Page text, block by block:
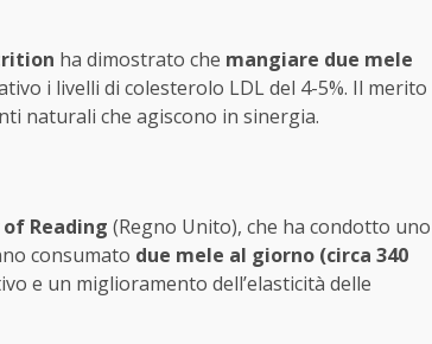
ha dimostrato che mangiare due mele
i livelli di colesterolo LDL del 4-5%. Il merito
naturali che agiscono in sinergia.
Reading (Regno Unito), che ha condotto uno
consumato due mele al giorno (circa 340
e un miglioramento dell’elasticità delle